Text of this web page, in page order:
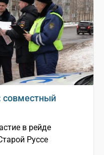
совместный
в рейде
Руссе